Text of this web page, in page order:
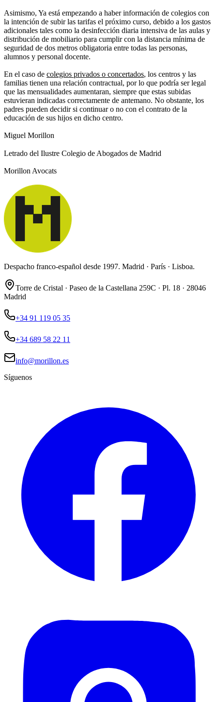
Asimismo, Ya está empezando a haber información de colegios con
la intención de subir las tarifas el próximo curso, debido a los gastos
adicionales tales como la desinfección diaria intensiva de las aulas y
distribución de mobiliario para cumplir con la distancia mínima de
seguridad de dos metros obligatoria entre todas las personas,
alumnos y personal docente.
En el caso de colegios privados o concertados, los centros y las
familias tienen una relación contractual, por lo que podría ser legal
que las mensualidades aumentaran, siempre que estas subidas
estuvieran indicadas correctamente de antemano. No obstante, los
padres pueden decidir si continuar o no con el contrato de la
educación de sus hijos en dicho centro.
Miguel Morillon
Letrado del Ilustre Colegio de Abogados de Madrid
Morillon Avocats
Despacho franco-español desde 1997. Madrid · París · Lisboa.
Torre de Cristal · Paseo de la Castellana 259C · Pl. 18 · 28046
Madrid
+34 91 119 05 35
+34 689 58 22 11
info@morillon.es
Síguenos